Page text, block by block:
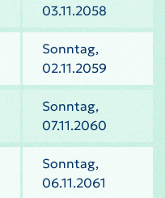
03.11.2058
Sonntag,
02.11.2059
Sonntag,
07.11.2060
Sonntag,
06.11.2061